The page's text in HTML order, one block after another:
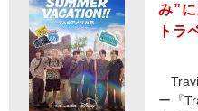
み”
トラ
ー『